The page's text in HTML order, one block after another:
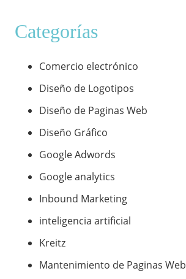
Categorías
Comercio electrónico
Diseño de Logotipos
Diseño de Paginas Web
Diseño Gráfico
Google Adwords
Google analytics
Inbound Marketing
inteligencia artificial
Kreitz
Mantenimiento de Paginas Web